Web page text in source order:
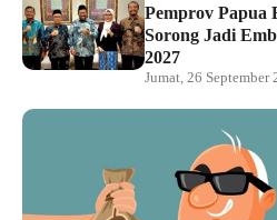
Pemprov Papua
Sorong Jadi
2027
Jumat, 26 September